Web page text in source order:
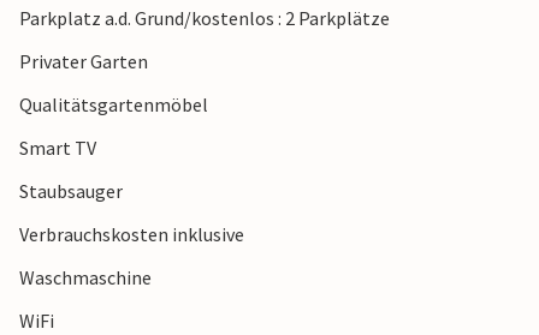
Parkplatz a.d. Grund/kostenlos : 2 Parkplätze
Privater Garten
Qualitätsgartenmöbel
Smart TV
Staubsauger
Verbrauchskosten inklusive
Waschmaschine
WiFi